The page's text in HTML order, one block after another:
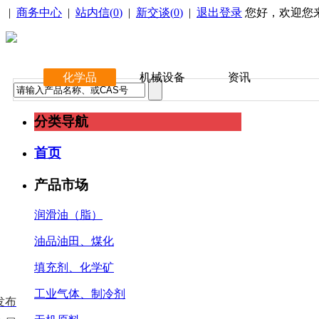
| 商务中心 | 站内信(0) | 新交谈(0) | 退出登录 您好，欢迎您
化学品 机械设备 资讯
分类导航
首页
产品市场
润滑油（脂）
油品油田、煤化
填充剂、化学矿
工业气体、制冷剂
布